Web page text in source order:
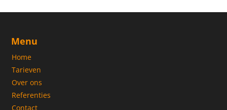
Menu
Home
Tarieven
Over ons
Referenties
Contact